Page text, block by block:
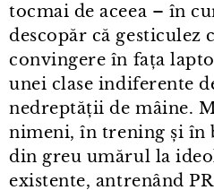
tocmai de aceea – în
descopăr că
convingere în fața
unei clase indiferente
nedreptății de mâine.
nimeni, în trening și în
din greu umărul la
existente, antrenând